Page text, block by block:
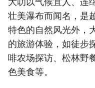
壮美瀑布而闻名，是
特色的自然风光外，
的旅游体验，如徒步
啡农场探访、松林野
色美食等。